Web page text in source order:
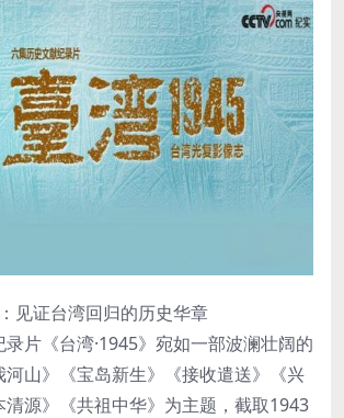
：见证台湾回归的历史华章
片《台湾·1945》宛如一部波澜壮阔的
河山》《宝岛新生》《接收遣送》《兴
清源》《共祖中华》为主题，截取1943